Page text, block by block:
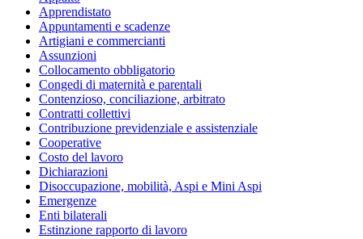
Apprendistato
Appuntamenti e scadenze
Artigiani e commercianti
Assunzioni
Collocamento obbligatorio
Congedi di maternità e parentali
Contenzioso, conciliazione, arbitrato
Contratti collettivi
Contribuzione previdenziale e assistenziale
Cooperative
Costo del lavoro
Dichiarazioni
Disoccupazione, mobilità, Aspi e Mini Aspi
Emergenze
Enti bilaterali
Estinzione rapporto di lavoro